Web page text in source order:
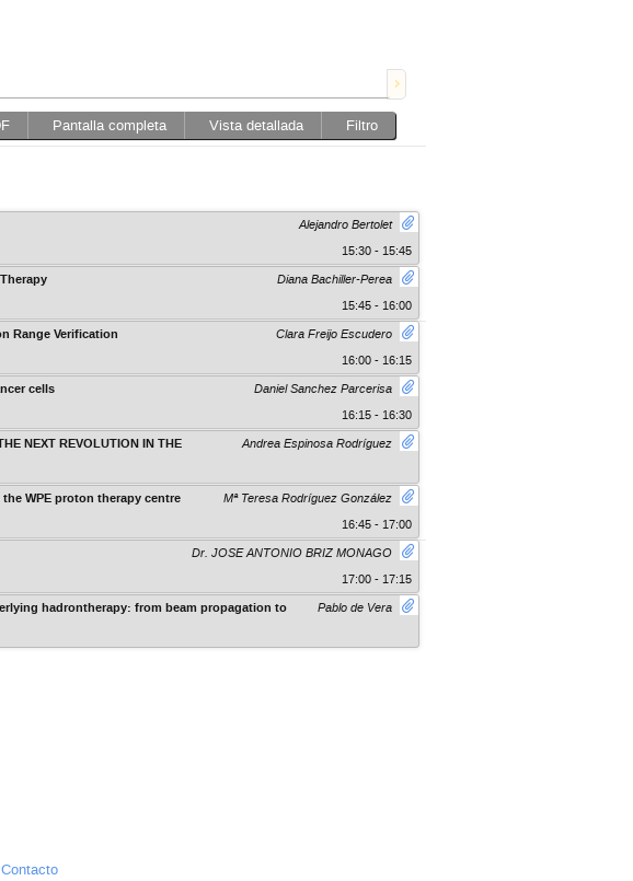
Pantalla completa Vista detallada Filtro
Alejandro Bertolet
15:30 - 15:45
Diana Bachiller-Perea
15:45 - 16:00
Clara Freijo Escudero
Range Verification
16:00 - 16:15
Daniel Sanchez Parcerisa
cells
16:15 - 16:30
Andrea Espinosa Rodríguez
NEXT REVOLUTION IN THE
Mª Teresa Rodríguez González
WPE proton therapy centre
16:45 - 17:00
Dr. JOSE ANTONIO BRIZ MONAGO
17:00 - 17:15
Pablo de Vera
hadrontherapy: from beam propagation to
Contacto